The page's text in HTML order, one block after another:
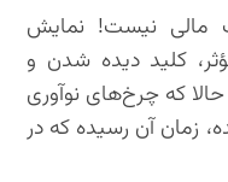
مالی نیست! نمایش
کلید دیده شدن و
که چرخ‌های نوآوری
زمان آن رسیده که در